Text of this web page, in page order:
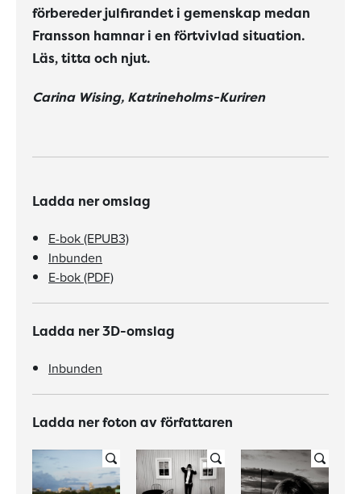
förbereder julfirandet i gemenskap medan
Fransson hamnar i en förtvivlad situation.
Läs, titta och njut.
Carina Wising, Katrineholms-Kuriren
Ladda ner omslag
E-bok (EPUB3)
Inbunden
E-bok (PDF)
Ladda ner 3D-omslag
Inbunden
Ladda ner foton av författaren